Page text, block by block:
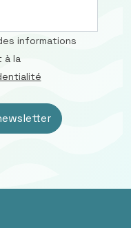
informations
à la